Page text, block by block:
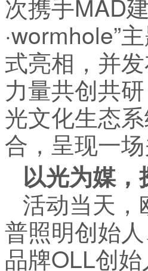
·wormhole”
式亮相，并
力量共创共
光文化生态
合，呈现一
以光为媒
活动当天
普照明创始
品牌OLL创